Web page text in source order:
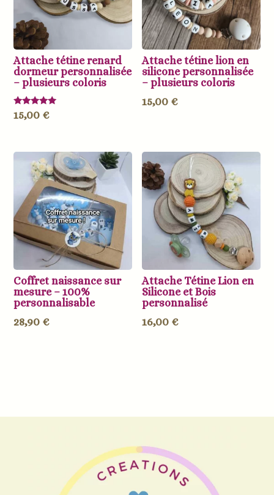
Attache tétine renard
dormeur personnalisée
– plusieurs coloris
Note
5.00
15,00 €
Attache tétine lion en
silicone personnalisée
– plusieurs coloris
15,00 €
Coffret naissance sur
mesure – 100%
personnalisable
28,90 €
Attache Tétine Lion en
Silicone et Bois
personnalisé
16,00 €